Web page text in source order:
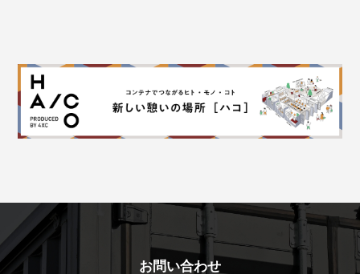
お問い合わせ